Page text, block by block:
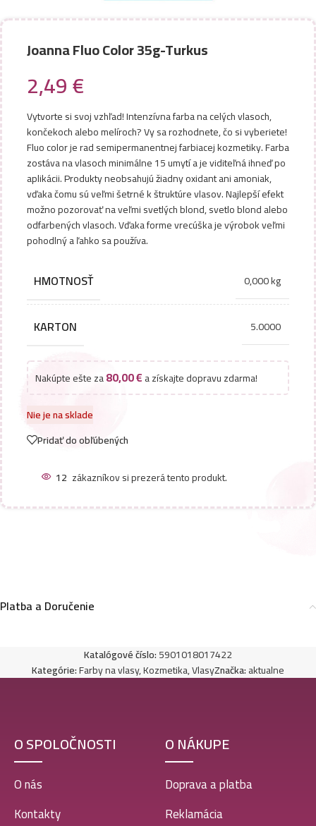
Joanna Fluo Color 35g-Turkus
2,49€
Vytvorte si svoj vzhľad! Intenzívna farba na celých vlasoch,
končekoch alebo melíroch? Vy sa rozhodnete, čo si vyberiete!
Fluo color je rad semipermanentnej farbiacej kozmetiky. Farba
zostáva na vlasoch minimálne 15 umytí a je viditeľná ihneď po
aplikácii. Produkty neobsahujú žiadny oxidant ani amoniak,
vďaka čomu sú veľmi šetrné k štruktúre vlasov. Najlepší efekt
možno pozorovať na veľmi svetlých blond, svetlo blond alebo
odfarbených vlasoch. Vďaka forme vrecúška je výrobok veľmi
pohodlný a ľahko sa používa.
HMOTNOSŤ 0,000 kg
KARTON 5.0000
Nakúpte ešte za80,00€a získajte dopravu zdarma!
Nie je na sklade
Pridať do obľúbených
12 zákazníkov si prezerá tento produkt.
Platba a Doručenie
Katalógové číslo:5901018017422
Kategórie:Farby na vlasy,Kozmetika,VlasyZnačka:aktualne
O SPOLOČNOSTI
O nás
Kontakty
O NÁKUPE
Doprava a platba
Reklamácia